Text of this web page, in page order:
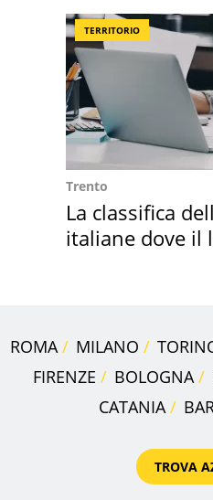
TERRITORIO
Trento
La classifica
italiane dove il
ROMA MILANO
FIRENZE
BOLOGNA
CATANIA
TROVA